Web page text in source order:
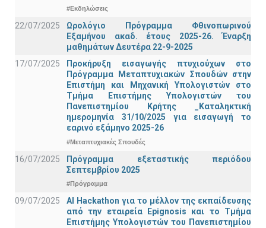
#Εκδηλώσεις
22/07/2025
Ωρολόγιο Πρόγραμμα Φθινοπωρινού
Εξαμήνου ακαδ. έτους 2025-26. Έναρξη
μαθημάτων Δευτέρα 22-9-2025
17/07/2025
Προκήρυξη εισαγωγής πτυχιούχων στo
Πρόγραμμα Μεταπτυχιακών Σπουδών στην
Επιστήμη και Μηχανική Υπολογιστών στο
Τμήμα Eπιστήμης Υπολογιστών του
Πανεπιστημίου Κρήτης _Καταληκτική
ημερομηνία 31/10/2025 για εισαγωγή το
εαρινό εξάμηνο 2025-26
#Μεταπτυχιακές Σπουδές
16/07/2025
Πρόγραμμα εξεταστικής περιόδου
Σεπτεμβρίου 2025
#Πρόγραμμα
09/07/2025
AI Hackathon για το μέλλον της εκπαίδευσης
από την εταιρεία Epignosis και το Τμήμα
Επιστήμης Υπολογιστών του Πανεπιστημίου